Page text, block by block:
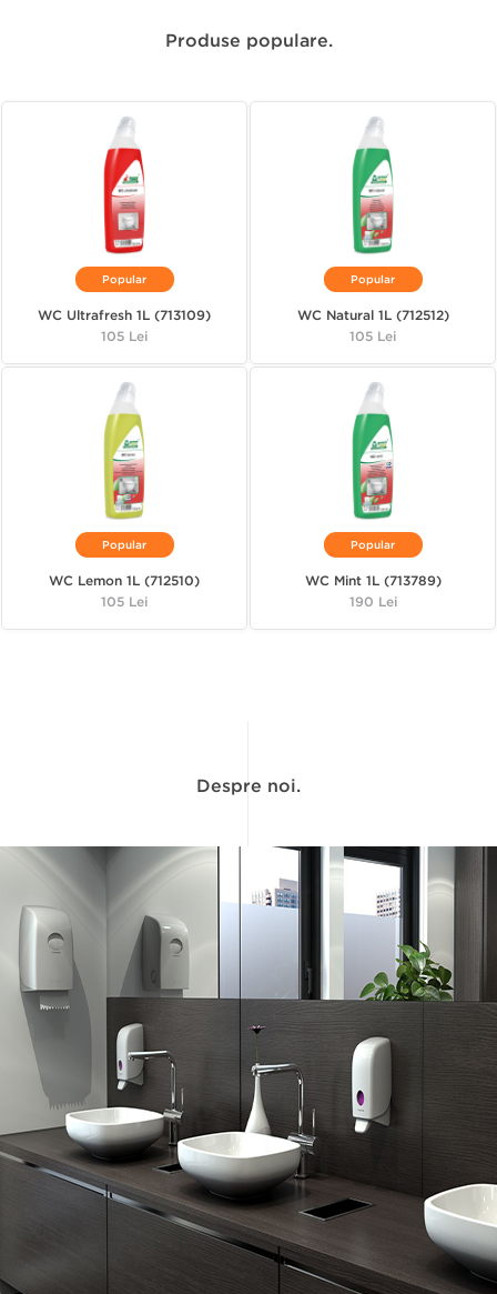
Produse populare.
WC Ultrafresh 1L (713109)
Pret
105 Lei
Popular
WC Natural 1L (712512)
Pret
105 Lei
Popular
WC Lemon 1L (712510)
Pret
105 Lei
Popular
WC Mint 1L (713789)
Pret
190 Lei
Popular
Despre noi.